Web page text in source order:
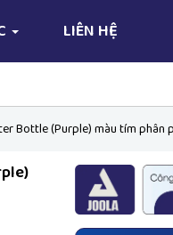
LIÊN HỆ
Bottle (Purple) màu tím phân